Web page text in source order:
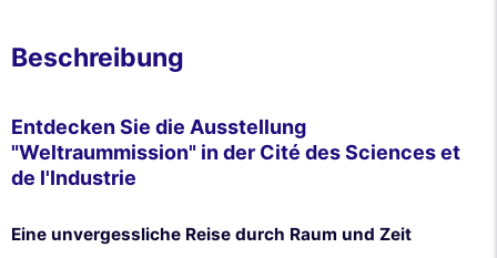
Beschreibung
Entdecken Sie die Ausstellung
"Weltraummission" in der Cité des Sciences et
de l'Industrie
Eine unvergessliche Reise durch Raum und Zeit